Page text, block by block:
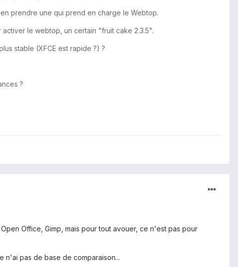
prendre une qui prend en charge le Webtop.
le webtop, un certain "fruit cake 2.3.5".
stable (XFCE est rapide ?) ?
?
Office, Gimp, mais pour tout avouer, ce n'est pas pour
n'ai pas de base de comparaison...